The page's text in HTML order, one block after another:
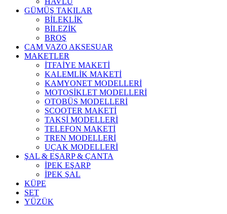
GÜMÜŞ TAKILAR
BİLEKLİK
BİLEZİK
BROŞ
CAM VAZO AKSESUAR
MAKETLER
İTFAİYE MAKETİ
KALEMLİK MAKETİ
KAMYONET MODELLERİ
MOTOSİKLET MODELLERİ
OTOBÜS MODELLERİ
SCOOTER MAKETİ
TAKSİ MODELLERİ
TELEFON MAKETİ
TREN MODELLERİ
UÇAK MODELLERİ
ŞAL & EŞARP & ÇANTA
İPEK EŞARP
İPEK ŞAL
KÜPE
SET
YÜZÜK